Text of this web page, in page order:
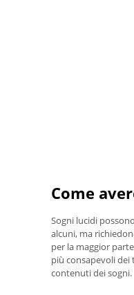
Come
Sogni lucidi
alcuni, ma
per la maggior
più consapevoli dei
contenuti dei sogni.